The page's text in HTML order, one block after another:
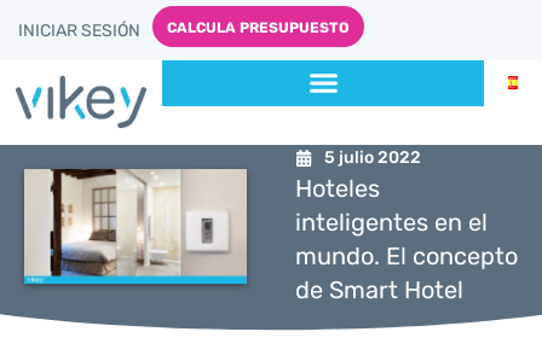
INICIAR SESIÓN CALCULA PRESUPUESTO
5 julio 2022
Hoteles
inteligentes en el
mundo. El concepto
de Smart Hotel